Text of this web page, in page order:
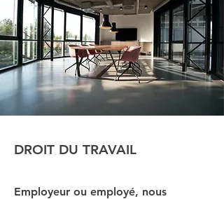
DROIT DU TRAVAIL
Employeur ou employé, nous